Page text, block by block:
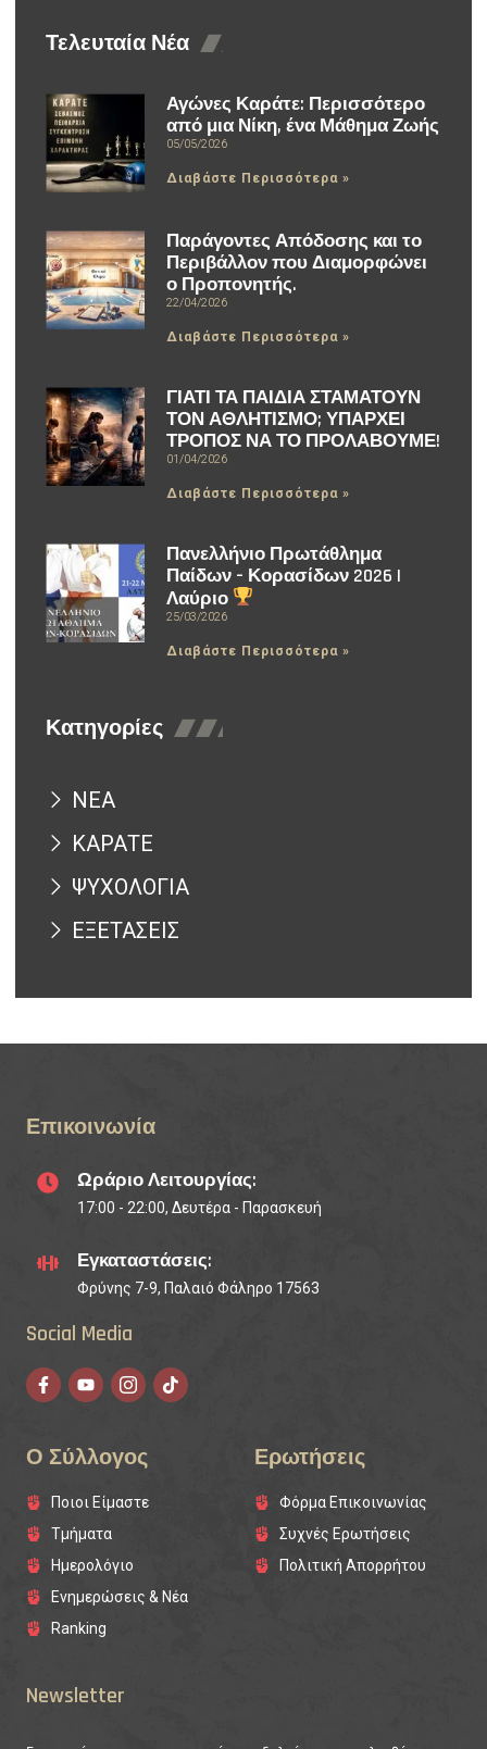
Τελευταία Νέα
Αγώνες Καράτε: Περισσότερο
από μια Νίκη, ένα Μάθημα Ζωής
05/05/2026
Διαβάστε Περισσότερα »
Παράγοντες Απόδοσης και το
Περιβάλλον που Διαμορφώνει
ο Προπονητής.
22/04/2026
Διαβάστε Περισσότερα »
ΓΙΑΤΙ ΤΑ ΠΑΙΔΙΑ ΣΤΑΜΑΤΟΥΝ
ΤΟΝ ΑΘΛΗΤΙΣΜΟ; ΥΠΑΡΧΕΙ
ΤΡΟΠΟΣ ΝΑ ΤΟ ΠΡΟΛΑΒΟΥΜΕ!
01/04/2026
Διαβάστε Περισσότερα »
Πανελλήνιο Πρωτάθλημα
Παίδων – Κορασίδων 2026 |
Λαύριο
25/03/2026
Διαβάστε Περισσότερα »
Κατηγορίες
ΝΕΑ
ΚΑΡΑΤΕ
ΨΥΧΟΛΟΓΙΑ
ΕΞΕΤΑΣΕΙΣ
Επικοινωνία
Ωράριο Λειτουργίας:
17:00 - 22:00, Δευτέρα - Παρασκευή
Εγκαταστάσεις:
Φρύνης 7-9, Παλαιό Φάληρο 17563
Social Media
Ο Σύλλογος
Ποιοι Είμαστε
Τμήματα
Ημερολόγιο
Ενημερώσεις & Νέα
Ranking
Ερωτήσεις
Φόρμα Επικοινωνίας
Συχνές Ερωτήσεις
Πολιτική Απορρήτου
Newsletter